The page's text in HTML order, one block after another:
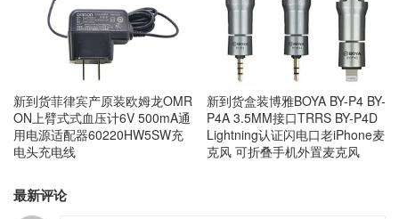
新到货菲律宾产原装欧姆龙OMR
ON上臂式式血压计6V 500mA通
用电源适配器60220HW5SW充
电头充电线
新到货盒装博雅BOYA BY-P4 BY-
P4A 3.5MM接口TRRS BY-P4D
Lightning认证闪电口老iPhone麦
克风 可折叠手机外置麦克风
最新评论